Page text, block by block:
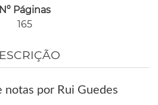
Nº Páginas
165
notas por Rui Guedes